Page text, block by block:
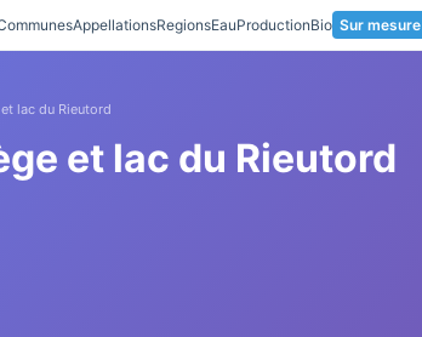
AppellationsRegionsEauProductionBio Sur mesure
lac du Rieutord
et lac du Rieutord